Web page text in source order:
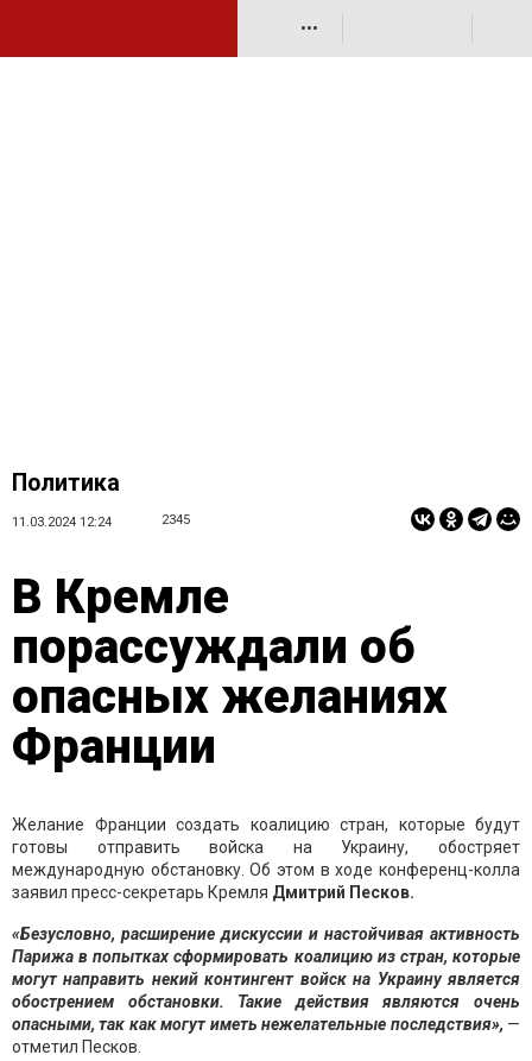
•••
Политика
11.03.2024 12:24 2345
В Кремле
порассуждали об
опасных желаниях
Франции
Желание Франции создать коалицию стран, которые будут
готовы отправить войска на Украину, обостряет
международную обстановку. Об этом в ходе конференц-колла
заявил пресс-секретарь Кремля Дмитрий Песков.
«Безусловно, расширение дискуссии и настойчивая активность
Парижа в попытках сформировать коалицию из стран, которые
могут направить некий контингент войск на Украину является
обострением обстановки. Такие действия являются очень
опасными, так как могут иметь нежелательные последствия», —
отметил Песков.